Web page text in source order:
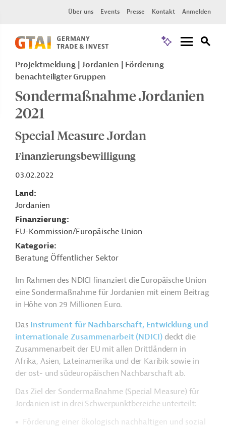
Über uns Events Presse Kontakt Anmelden
Projektmeldung Jordanien
Förderung
benachteiligter Gruppen
Sondermaßnahme Jordanien
2021
Special Measure Jordan
Finanzierungsbewilligung
03.02.2022
Land
Jordanien
Finanzierung
EU-Kommission/Europäische Union
Kategorie
Beratung Öffentlicher Sektor
Im Rahmen des NDICI finanziert die Europäische Union
eine Sondermaßnahme für Jordanien mit einem Beitrag
in Höhe von 29 Millionen Euro.
Das Instrument für Nachbarschaft, Entwicklung und
internationale Zusammenarbeit (NDICI) deckt die
Zusammenarbeit der EU mit allen Drittländern in
Afrika, Asien, Lateinamerika und der Karibik sowie in
der ost- und südeuropäischen Nachbarschaft ab.
Das Ziel der Sondermaßnahme (Special Measure) für
Jordanien ist in drei Schwerpunktbereiche unterteilt:
Förderung einer ökologisch nachhaltigen und sozial